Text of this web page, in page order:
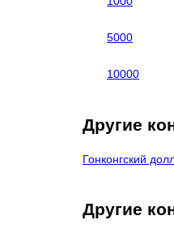
5000
10000
Другие
Гонконгский
Другие